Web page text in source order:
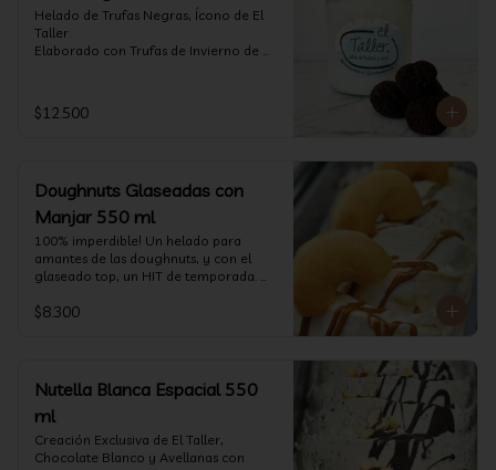
Helado de Trufas Negras, Ícono de El
Taller
Elaborado con Trufas de Invierno de
cremoso y con un delicado proceso
para obtener una experiencia
esta Edición es muy Limitada,
aproveche ya de vivir esta fantástica
experiencia!!
Ya disponible en www.eltallerchile.cl
$12.500
Doughnuts Glaseadas con
Manjar 550 ml
100% imperdible! Un helado para
amantes de las doughnuts, y con el
glaseado top, un HIT de temporada.
$8.300
Nutella Blanca Espacial 550
ml
Creación Exclusiva de El Taller,
Chocolate Blanco y Avellanas con